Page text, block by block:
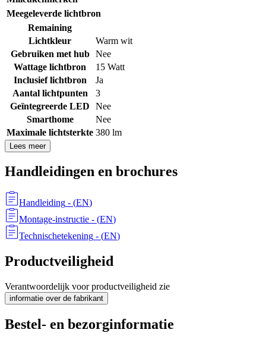
Meegeleverde lichtbron
Remaining
Lichtkleur
Warm wit
Gebruiken met hub
Nee
Wattage lichtbron
15 Watt
Inclusief lichtbron
Ja
Aantal lichtpunten
3
Geïntegreerde LED
Nee
Smarthome
Nee
Maximale lichtsterkte 380 lm
Lees meer
Handleidingen en brochures
Handleiding - (EN)
Montage-instructie - (EN)
Technischetekening - (EN)
Productveiligheid
Verantwoordelijk voor productveiligheid zie
informatie over de fabrikant
Bestel- en bezorginformatie